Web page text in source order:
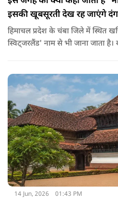
इसकी खूबसूरती देख रह जाएंगे दंग
हिमाचल प्रदेश के चंबा जिले में स्थित
स्विट्जरलैंड' नाम से भी जाना जाता
देवदार के जंगलों और खूबसूरत झील के
14 Jun, 2026 01:43 PM